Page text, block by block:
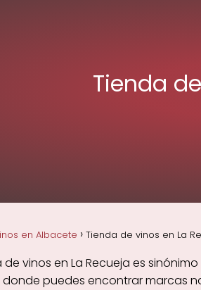
Tienda
en Albacete Tienda de vinos en La
vinos en La Recueja es
puedes encontrar marcas